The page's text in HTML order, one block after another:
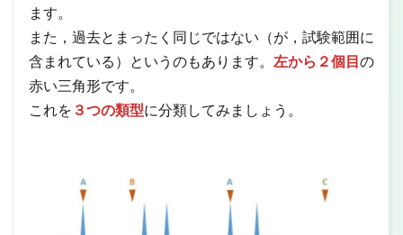
ます。
また，過去とまったく同じではない（が，試験範囲に
含まれている）というのもあります。 左から２個目 の
赤い三角形です。
これを ３つの類型に分類してみましょう。